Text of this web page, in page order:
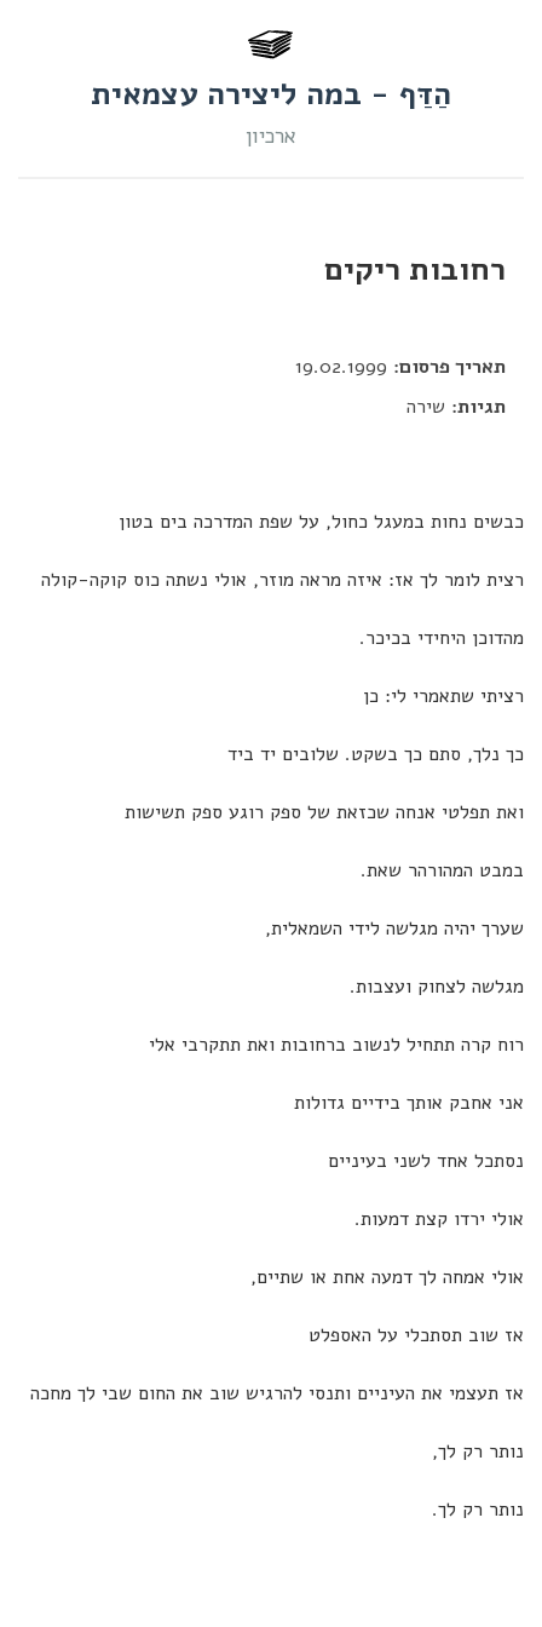
הַדַּף - במה ליצירה עצמאית
ארכיון
רחובות ריקים
תאריך פרסום:
תגיות: שירה
כבשים נחות במעגל כחול, על שפת המדרכה בים בטון
רצית לומר לך אז: איזה מראה מוזר, אולי נשתה כוס קוקה-קולה
מהדוכן היחידי בכיכר.
רציתי שתאמרי לי: כן
כך נלך, סתם כך בשקט. שלובים יד ביד
ואת תפלטי אנחה שכזאת של ספק רוגע ספק תשישות
במבט המהורהר שאת.
שערך יהיה מגלשה לידי השמאלית,
מגלשה לצחוק ועצבות.
רוח קרה תתחיל לנשוב ברחובות ואת תתקרבי אלי
אני אחבק אותך בידיים גדולות
נסתכל אחד לשני בעיניים
אולי ירדו קצת דמעות.
אולי אמחה לך דמעה אחת או שתיים,
אז שוב תסתכלי על האספלט
אז תעצמי את העיניים ותנסי להרגיש שוב את החום שבי לך מחכה
נותר רק לך,
נותר רק לך.